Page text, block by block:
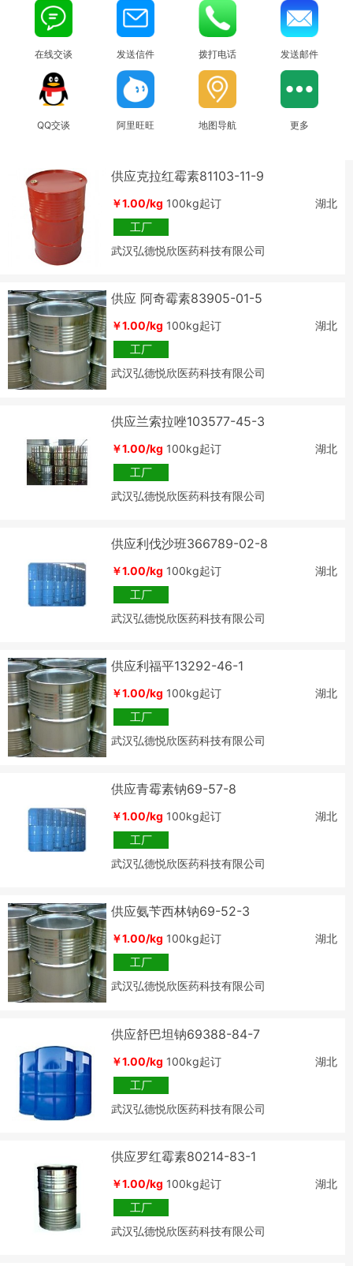
在线交谈 发送信件 拨打电话 发送邮件
QQ交谈 阿里旺旺 地图导航 更多
供应克拉红霉素81103-11-9
￥1.00/kg 100kg起订
湖北
工厂
武汉弘德悦欣医药科技有限公司
供应 阿奇霉素83905-01-5
￥1.00/kg 100kg起订
湖北
工厂
武汉弘德悦欣医药科技有限公司
供应兰索拉唑103577-45-3
￥1.00/kg 100kg起订
湖北
工厂
武汉弘德悦欣医药科技有限公司
供应利伐沙班366789-02-8
￥1.00/kg 100kg起订
湖北
工厂
武汉弘德悦欣医药科技有限公司
供应利福平13292-46-1
￥1.00/kg 100kg起订
湖北
工厂
武汉弘德悦欣医药科技有限公司
供应青霉素钠69-57-8
￥1.00/kg 100kg起订
湖北
工厂
武汉弘德悦欣医药科技有限公司
供应氨苄西林钠69-52-3
￥1.00/kg 100kg起订
湖北
工厂
武汉弘德悦欣医药科技有限公司
供应舒巴坦钠69388-84-7
￥1.00/kg 100kg起订
湖北
工厂
武汉弘德悦欣医药科技有限公司
供应罗红霉素80214-83-1
￥1.00/kg 100kg起订
湖北
工厂
武汉弘德悦欣医药科技有限公司